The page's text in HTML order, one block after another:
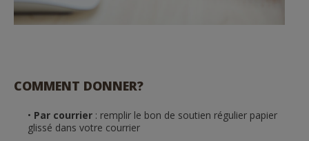
COMMENT DONNER?
Par courrier : remplir le bon de soutien régulier papier
glissé dans votre courrier